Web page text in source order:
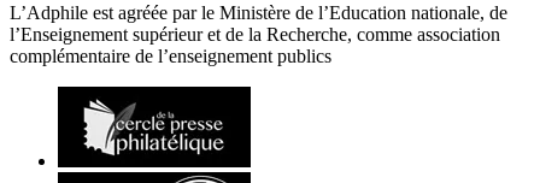
L’Adphile est agréée par le Ministère de l’Education nationale, de
l’Enseignement supérieur et de la Recherche, comme association
complémentaire de l’enseignement publics